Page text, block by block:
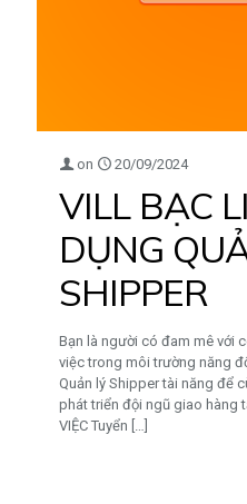
on 20/09/2024
VILL BẠC
DỤNG
SHIPPER
Bạn là người có đam mê với
việc trong môi trường năng
Quản lý Shipper tài năng để
phát triển đội ngũ giao hàng
VIỆC Tuyển […]